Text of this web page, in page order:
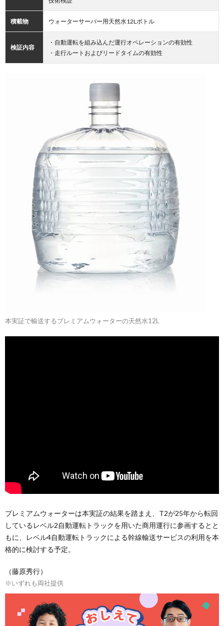
積載物 ウォーターサーバー用天然水12Lボトル
検証内容
・自動運転を組み込んだ運行オペレーションの有効性
・走行ルートおよびリードタイムの有効性
本実証で輸送するプレミアムウォーターの天然水12L
プレミアムウォーターは本実証の結果を踏まえ、T2が25年から転回
しているレベル2自動運転トラックを用いた商用運行に参画するとと
もに、レベル4自動運転トラックによる幹線輸送サービスの利用を本
格的に検討する予定。
（藤原秀行）
※いずれも両社提供